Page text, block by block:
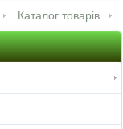
Каталог товарів